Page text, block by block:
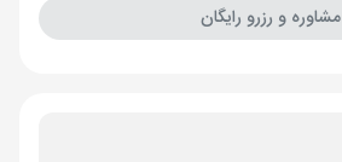
مشاوره و رزرو رایگان